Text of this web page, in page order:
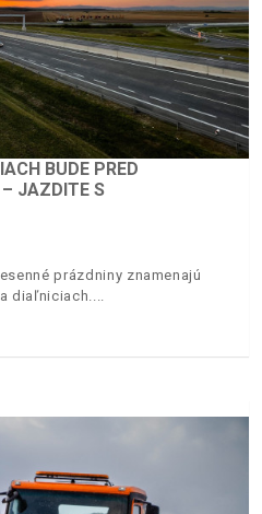
BUDE PRED
JAZDITE S
prázdniny znamenajú
diaľniciach.